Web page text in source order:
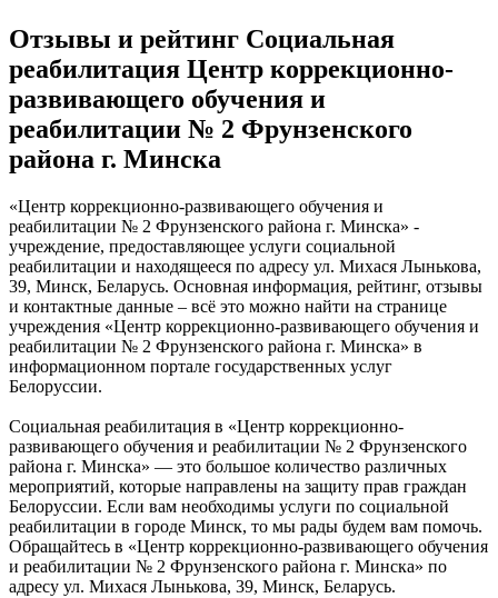
Отзывы и рейтинг Социальная
реабилитация Центр коррекционно-
развивающего обучения и
реабилитации № 2 Фрунзенского
района г. Минска
«Центр коррекционно-развивающего обучения и
реабилитации № 2 Фрунзенского района г. Минска» -
учреждение, предоставляющее услуги социальной
реабилитации и находящееся по адресу ул. Михася Лынькова,
39, Минск, Беларусь. Основная информация, рейтинг, отзывы
и контактные данные – всё это можно найти на странице
учреждения «Центр коррекционно-развивающего обучения и
реабилитации № 2 Фрунзенского района г. Минска» в
информационном портале государственных услуг
Белоруссии.
Социальная реабилитация в «Центр коррекционно-
развивающего обучения и реабилитации № 2 Фрунзенского
района г. Минска» — это большое количество различных
мероприятий, которые направлены на защиту прав граждан
Белоруссии. Если вам необходимы услуги по социальной
реабилитации в городе Минск, то мы рады будем вам помочь.
Обращайтесь в «Центр коррекционно-развивающего обучения
и реабилитации № 2 Фрунзенского района г. Минска» по
адресу ул. Михася Лынькова, 39, Минск, Беларусь.